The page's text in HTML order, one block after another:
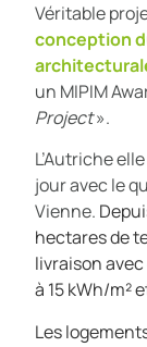
Véritable
conception
un MIPIM
Project».
L’Autriche
jour avec le
Vienne.
hectares de
livraison
à 15 kWh/m²
Les